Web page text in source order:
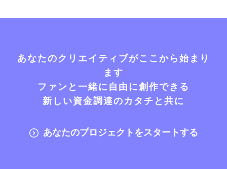
あなたのクリエイティブがここから始まり
ます
ファンと一緒に自由に創作できる
新しい資金調達のカタチと共に
あなたのプロジェクトをスタートする